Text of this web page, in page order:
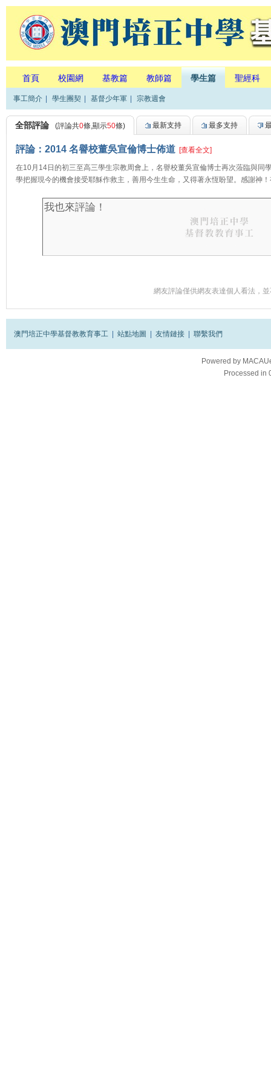
首頁 校園網 基教篇 教師篇 學生篇 聖經科
事工簡介 學生團契 基督少年軍 宗教週會
全部評論 (評論共0條,顯示50條) 最新支持 最多支持
評論：2014 名譽校董吳宣倫博士佈道 [查看全文]
在10月14日的初三至高三學生宗教周會上，名譽校董吳宣倫博士再次蒞臨與同
學把握現今的機會接受耶穌作救主，善用今生生命，又得著永恆盼望。感謝神
網友評論僅供網友表達個人看法，
澳門培正中學基督教教育事工 站點地圖 友情鏈接 聯繫我們
Powered by
Processed in